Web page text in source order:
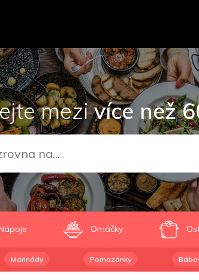
mezivíce než
Omáčky
Marinády Pomazánky